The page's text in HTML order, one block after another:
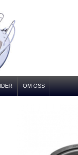
OM OSS